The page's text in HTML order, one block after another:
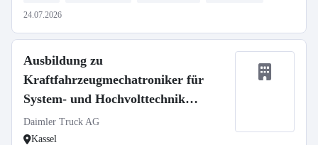
24.07.2026
Ausbildung zu
Kraftfahrzeugmechatroniker für
System- und Hochvolttechnik
(m/w/d), Daimler Truck AG
Daimler Truck AG
Kassel